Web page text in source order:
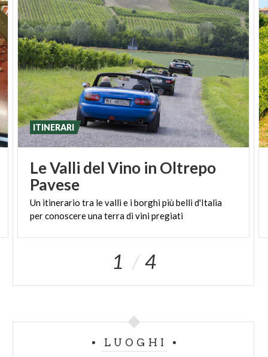
Le Valli del Vino in Oltrepo
Pavese
Un itinerario tra levallie iborghipiùbellid'Italia
perconoscereunaterradivinipregiati
ITINERARI
1 4
LUOGHI